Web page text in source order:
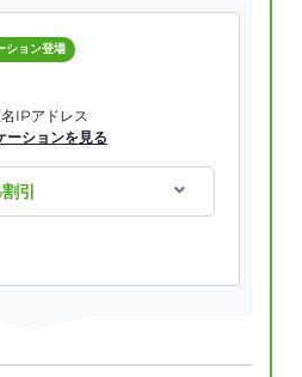
ション登場
IPアドレス
ーションを見る
引